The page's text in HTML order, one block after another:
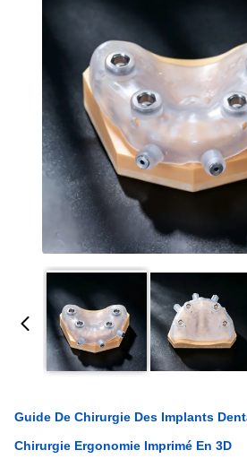
Guide De Chirurgie Des Implants
Chirurgie Ergonomie Imprimé En 3D